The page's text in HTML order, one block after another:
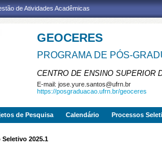
de Atividades Acadêmicas
GEOCERES
PROGRAMA DE PÓS-
CENTRO DE ENSINO SUPERIOR
E-mail: jose.yure.santos@ufrn.br
https://posgraduacao.ufrn.br/geoceres
de Pesquisa Calendário Processos
2025.1